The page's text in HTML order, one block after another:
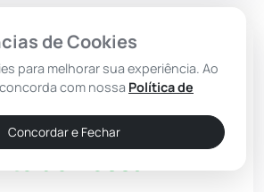
Nossa Senhora
nova UBS do
80% em
de Cookies
para melhorar sua experiência. Ao
com nossa Política de
Concordar e Fechar